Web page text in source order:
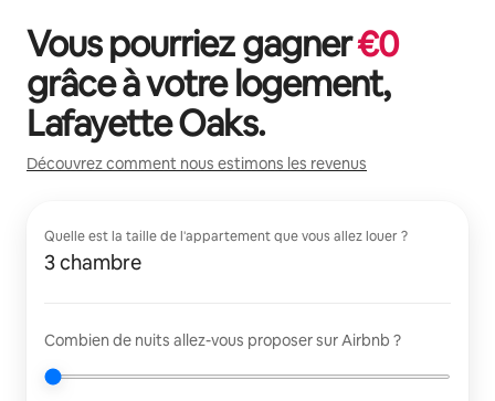
Vous pourriez gagner€0
grâce à votre logement,
Lafayette Oaks.
Découvrez comment nous estimons les revenus
Quelle est la taille de l'appartement que vous allez louer ?
3 chambre
Combien de nuits allez-vous proposer sur Airbnb ?